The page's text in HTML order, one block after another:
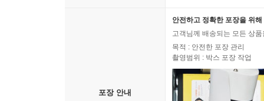
포장 안내
안전하고 정확한 포장을 위
고객님께 배송되는 모든 상
목적 : 안전한 포장 관리
촬영범위 : 박스 포장 작업